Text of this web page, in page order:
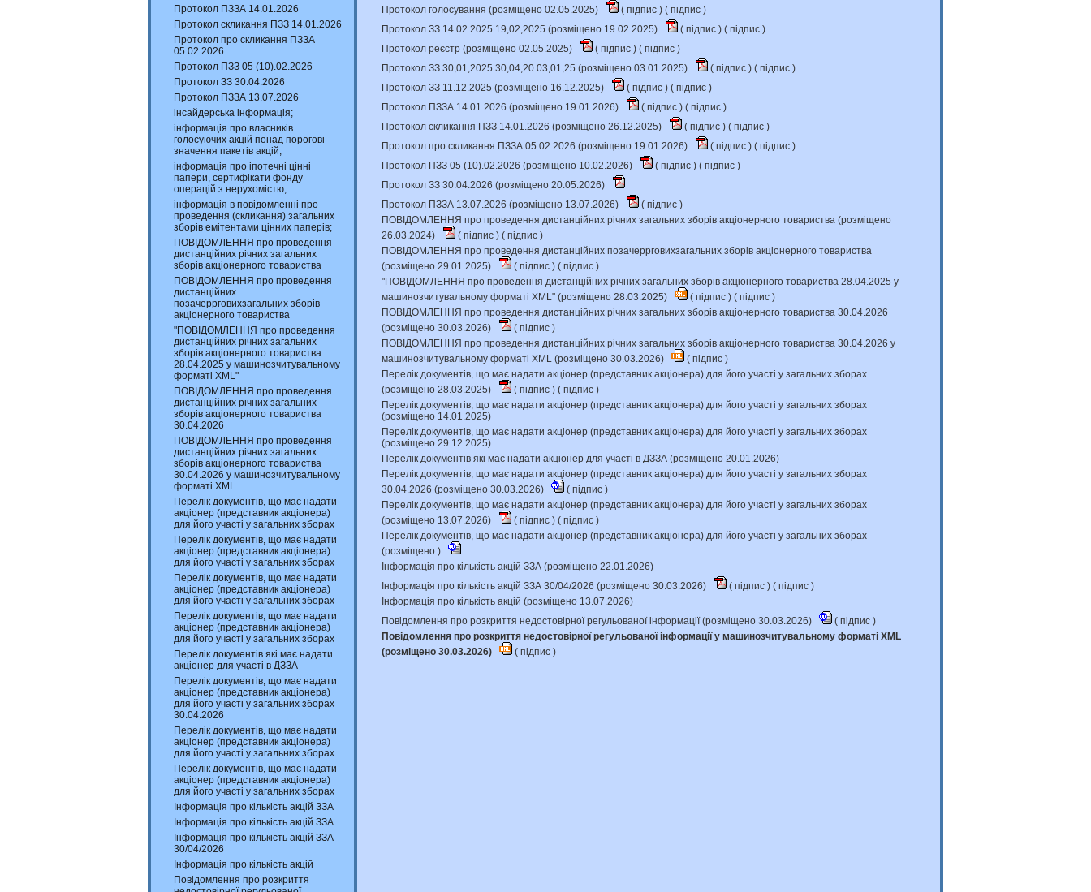
Протокол ПЗЗА 14.01.2026
Протокол скликання ПЗЗ 14.01.2026
Протокол про скликання ПЗЗА
05.02.2026
Протокол ПЗЗ 05 (10).02.2026
Протокол ЗЗ 30.04.2026
Протокол ПЗЗА 13.07.2026
інсайдерська інформація;
інформація про власників
голосуючих акцій понад порогові
значення пакетів акцій;
інформація про іпотечні цінні
папери, сертифікати фонду
операцій з нерухомістю;
інформація в повідомленні про
проведення (скликання) загальних
зборів емітентами цінних паперів;
ПОВІДОМЛЕННЯ про проведення
дистанційних річних загальних
зборів акціонерного товариства
ПОВІДОМЛЕННЯ про проведення
дистанційних
позачеррговихзагальних зборів
акціонерного товариства
"ПОВІДОМЛЕННЯ про проведення
дистанційних річних загальних
зборів акціонерного товариства
28.04.2025 у машинозчитувальному
форматі XML"
ПОВІДОМЛЕННЯ про проведення
дистанційних річних загальних
зборів акціонерного товариства
30.04.2026
ПОВІДОМЛЕННЯ про проведення
дистанційних річних загальних
зборів акціонерного товариства
30.04.2026 у машинозчитувальному
форматі XML
Перелік документів, що має надати
акціонер (представник акціонера)
для його участі у загальних зборах
Перелік документів, що має надати
акціонер (представник акціонера)
для його участі у загальних зборах
Перелік документів, що має надати
акціонер (представник акціонера)
для його участі у загальних зборах
Перелік документів, що має надати
акціонер (представник акціонера)
для його участі у загальних зборах
Перелік документів які має надати
акціонер для участі в ДЗЗА
Перелік документів, що має надати
акціонер (представник акціонера)
для його участі у загальних зборах
30.04.2026
Перелік документів, що має надати
акціонер (представник акціонера)
для його участі у загальних зборах
Перелік документів, що має надати
акціонер (представник акціонера)
для його участі у загальних зборах
Інформація про кількість акцій ЗЗА
Інформація про кількість акцій ЗЗА
Інформація про кількість акцій ЗЗА
30/04/2026
Інформація про кількість акцій
Повідомлення про розкриття
Протокол голосування (розміщено 02.05.2025)
( підпис ) ( підпис )
Протокол ЗЗ 14.02.2025 19,02,2025 (розміщено 19.02.2025)
( підпис ) ( підпис )
Протокол реєстр (розміщено 02.05.2025)
( підпис ) ( підпис )
Протокол ЗЗ 30,01,2025 30,04,20 03,01,25 (розміщено 03.01.2025)
( підпис ) ( підпис )
Протокол ЗЗ 11.12.2025 (розміщено 16.12.2025)
( підпис ) ( підпис )
Протокол ПЗЗА 14.01.2026 (розміщено 19.01.2026)
( підпис ) ( підпис )
Протокол скликання ПЗЗ 14.01.2026 (розміщено 26.12.2025)
( підпис ) ( підпис )
Протокол про скликання ПЗЗА 05.02.2026 (розміщено 19.01.2026)
( підпис ) ( підпис )
Протокол ПЗЗ 05 (10).02.2026 (розміщено 10.02.2026)
( підпис ) ( підпис )
Протокол ЗЗ 30.04.2026 (розміщено 20.05.2026)
Протокол ПЗЗА 13.07.2026 (розміщено 13.07.2026)
( підпис )
ПОВІДОМЛЕННЯ про проведення дистанційних річних загальних зборів акціонерного товариства (розміщено
26.03.2024)
( підпис ) ( підпис )
ПОВІДОМЛЕННЯ про проведення дистанційних позачеррговихзагальних зборів акціонерного товариства
(розміщено 29.01.2025)
( підпис ) ( підпис )
"ПОВІДОМЛЕННЯ про проведення дистанційних річних загальних зборів акціонерного товариства 28.04.2025 у
машинозчитувальному форматі XML" (розміщено 28.03.2025)
( підпис ) ( підпис )
ПОВІДОМЛЕННЯ про проведення дистанційних річних загальних зборів акціонерного товариства 30.04.2026
(розміщено 30.03.2026)
( підпис )
ПОВІДОМЛЕННЯ про проведення дистанційних річних загальних зборів акціонерного товариства 30.04.2026 у
машинозчитувальному форматі XML (розміщено 30.03.2026)
( підпис )
Перелік документів, що має надати акціонер (представник акціонера) для його участі у загальних зборах
(розміщено 28.03.2025)
( підпис ) ( підпис )
Перелік документів, що має надати акціонер (представник акціонера) для його участі у загальних зборах
(розміщено 14.01.2025)
Перелік документів, що має надати акціонер (представник акціонера) для його участі у загальних зборах
(розміщено 29.12.2025)
Перелік документів які має надати акціонер для участі в ДЗЗА (розміщено 20.01.2026)
Перелік документів, що має надати акціонер (представник акціонера) для його участі у загальних зборах
30.04.2026 (розміщено 30.03.2026)
( підпис )
Перелік документів, що має надати акціонер (представник акціонера) для його участі у загальних зборах
(розміщено 13.07.2026)
( підпис ) ( підпис )
Перелік документів, що має надати акціонер (представник акціонера) для його участі у загальних зборах
(розміщено )
Інформація про кількість акцій ЗЗА (розміщено 22.01.2026)
Інформація про кількість акцій ЗЗА 30/04/2026 (розміщено 30.03.2026)
( підпис ) ( підпис )
Інформація про кількість акцій (розміщено 13.07.2026)
Повідомлення про розкриття недостовірної регульованої інформації (розміщено 30.03.2026)
( підпис )
Повідомлення про розкриття недостовірної регульованої інформації у машинозчитувальному форматі XML
(розміщено 30.03.2026)
( підпис )